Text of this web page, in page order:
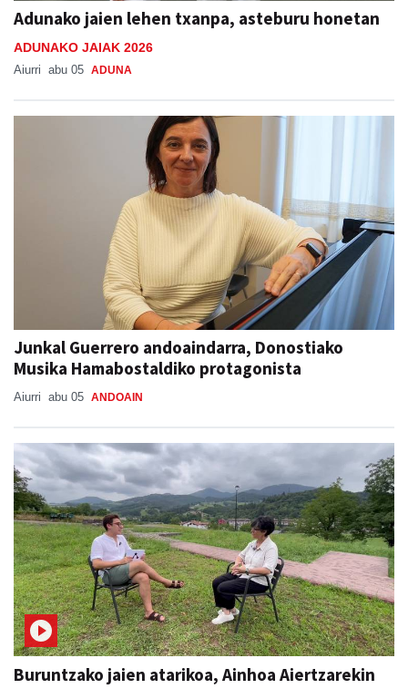
Adunako jaien lehen txanpa, asteburu honetan
ADUNAKO JAIAK 2026
Aiurri abu 05 ADUNA
Junkal Guerrero andoaindarra, Donostiako
Musika Hamabostaldiko protagonista
Aiurri abu 05 ANDOAIN
Buruntzako jaien atarikoa, Ainhoa Aiertzarekin